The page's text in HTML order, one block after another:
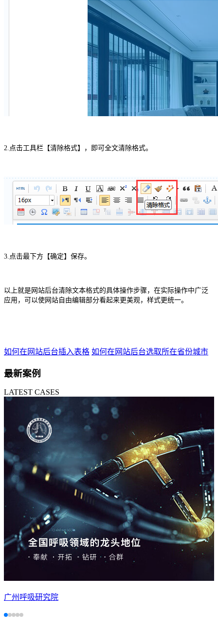
2.点击工具栏【清除格式】，即可全文清除格式。
3.点击最下方【确定】保存。
以上就是网站后台清除文本格式的具体操作步骤，在实际操作中广泛
应用，可以使网站自由编辑部分看起来更美观，样式更统一。
如何在网站后台插入表格 如何在网站后台选取所在省份城市
最新案例
LATEST CASES
广州呼吸研究院